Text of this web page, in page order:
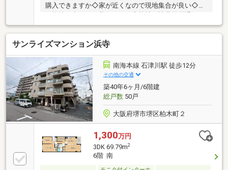
購入できますか◇家が近くなので現地集合が良い◇他
テムの事等、何でもお気軽にお尋ね下さい◇◇インタ
ーネット掲載物件・非掲載物件の中から、お客様の条
件に沿ったご提案をさせて頂きます。◇
サンライズマンション浜寺
南海本線 石津川駅 徒歩12分
その他の交通
築40年6ヶ月/6階建
総戸数50戸
大阪府堺市堺区柏木町２
1,300万円
3DK 69.79m2
6階 南